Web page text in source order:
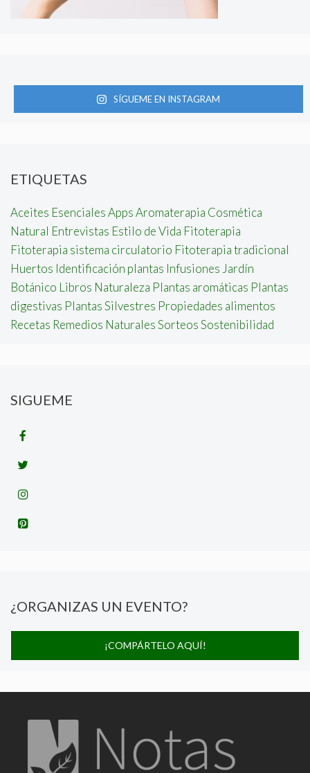
SÍGUEME EN INSTAGRAM
ETIQUETAS
Aceites EsencialesAppsAromaterapia Cosmética
Natural Entrevistas Estilo de Vida Fitoterapia
Fitoterapia sistema circulatorio Fitoterapia tradicional
Huertos Identificación plantas Infusiones Jardín
Botánico Libros Naturaleza Plantas aromáticas Plantas
digestivas Plantas Silvestres Propiedades alimentos
Recetas Remedios NaturalesSorteosSostenibilidad
SIGUEME
¿ORGANIZAS UN EVENTO?
¡COMPÁRTELO AQUÍ!